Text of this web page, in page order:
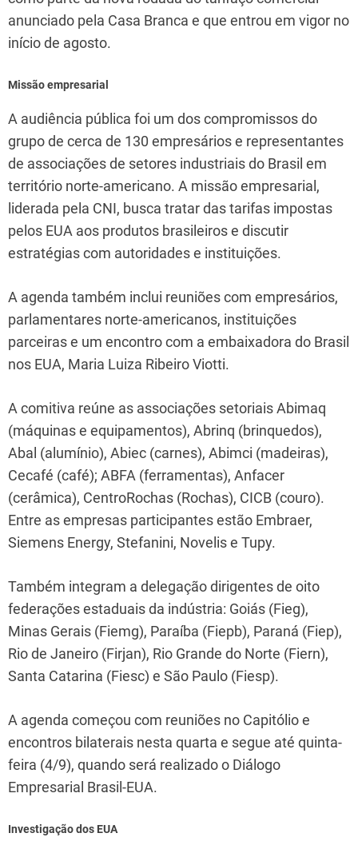
anunciado pela Casa Branca e que entrou em vigor no
início de agosto.
Missão empresarial
A audiência pública foi um dos compromissos do
grupo de cerca de 130 empresários e representantes
de associações de setores industriais do Brasil em
território norte-americano. A missão empresarial,
liderada pela CNI, busca tratar das tarifas impostas
pelos EUA aos produtos brasileiros e discutir
estratégias com autoridades e instituições.
A agenda também inclui reuniões com empresários,
parlamentares norte-americanos, instituições
parceiras e um encontro com a embaixadora do Brasil
nos EUA, Maria Luiza Ribeiro Viotti.
A comitiva reúne as associações setoriais Abimaq
(máquinas e equipamentos), Abrinq (brinquedos),
Abal (alumínio), Abiec (carnes), Abimci (madeiras),
Cecafé (café); ABFA (ferramentas), Anfacer
(cerâmica), CentroRochas (Rochas), CICB (couro).
Entre as empresas participantes estão Embraer,
Siemens Energy, Stefanini, Novelis e Tupy.
Também integram a delegação dirigentes de oito
federações estaduais da indústria: Goiás (Fieg),
Minas Gerais (Fiemg), Paraíba (Fiepb), Paraná (Fiep),
Rio de Janeiro (Firjan), Rio Grande do Norte (Fiern),
Santa Catarina (Fiesc) e São Paulo (Fiesp).
A agenda começou com reuniões no Capitólio e
encontros bilaterais nesta quarta e segue até quinta-
feira (4/9), quando será realizado o Diálogo
Empresarial Brasil-EUA.
Investigação dos EUA